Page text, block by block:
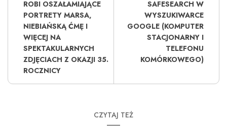
ROBI OSZAŁAMIAJĄCE
PORTRETY MARSA,
NIEBIAŃSKĄ ĆMĘ I
WIĘCEJ NA
SPEKTAKULARNYCH
ZDJĘCIACH Z OKAZJI 35.
ROCZNICY
SAFESEARCH W
WYSZUKIWARCE
GOOGLE (KOMPUTER
STACJONARNY I
TELEFONU
KOMÓRKOWEGO)
CZYTAJ TEŻ